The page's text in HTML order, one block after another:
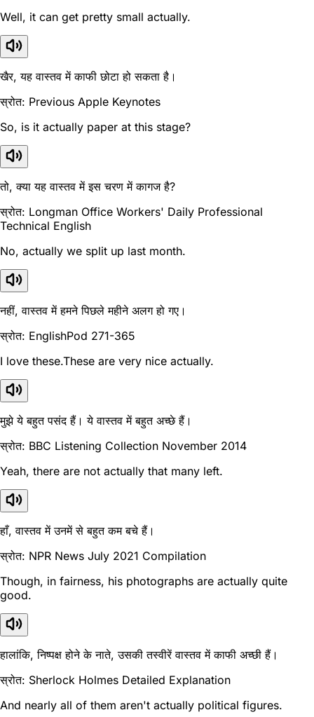
Well, it can get pretty small actually.
खैर, यह वास्तव में काफी छोटा हो सकता है।
स्रोत: Previous Apple Keynotes
So, is it actually paper at this stage?
तो, क्या यह वास्तव में इस चरण में कागज है?
स्रोत: Longman Office Workers' Daily Professional
Technical English
No, actually we split up last month.
नहीं, वास्तव में हमने पिछले महीने अलग हो गए।
स्रोत: EnglishPod 271-365
I love these.These are very nice actually.
मुझे ये बहुत पसंद हैं। ये वास्तव में बहुत अच्छे हैं।
स्रोत: BBC Listening Collection November 2014
Yeah, there are not actually that many left.
हाँ, वास्तव में उनमें से बहुत कम बचे हैं।
स्रोत: NPR News July 2021 Compilation
Though, in fairness, his photographs are actually quite
good.
हालांकि, निष्पक्ष होने के नाते, उसकी तस्वीरें वास्तव में काफी अच्छी हैं।
स्रोत: Sherlock Holmes Detailed Explanation
And nearly all of them aren't actually political figures.